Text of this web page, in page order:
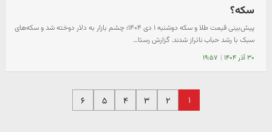
سکه؟
پیش‌بینی قیمت طلا و سکه دوشنبه ۱ دی ۱۴۰۴؛ چشم بازار به دلار دوخته شد و سکه‌های
سبک با رشد حباب ناتراز شدند. گزارش رستا…
۳۰ آذر ۱۴۰۴ | ۱۹:۵۷
۱ ۲ ۳ ۴ ۵ ۶